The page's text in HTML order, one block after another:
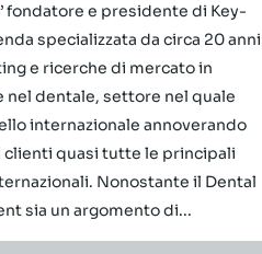
fondatore e presidente di Key-
specializzata da circa 20 anni
e ricerche di mercato in
nel dentale, settore nel quale
internazionale annoverando
clienti quasi tutte le principali
Nonostante il Dental
sia un argomento di...